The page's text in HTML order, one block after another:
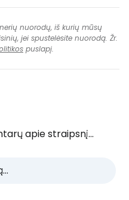
nuorodų, iš kurių mūsų
jei spustelėsite nuorodą. Žr.
puslapį.
apie straipsnį...